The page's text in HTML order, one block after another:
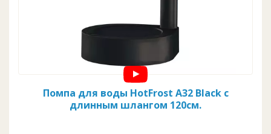
Помпа для воды HotFrost A32 Black с
длинным шлангом 120см.